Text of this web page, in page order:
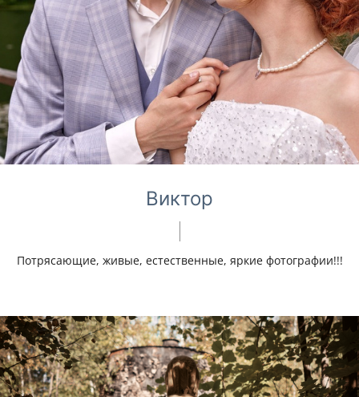
Виктор
Потрясающие, живые, естественные, яркие фотографии!!!